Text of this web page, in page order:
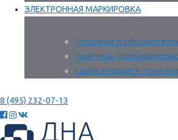
ЭЛЕКТРОННАЯ МАРКИРОВКА
Почтовые и офисные
Принтеры для
Самоклеящиеся этикетки
8 (495) 232-07-13